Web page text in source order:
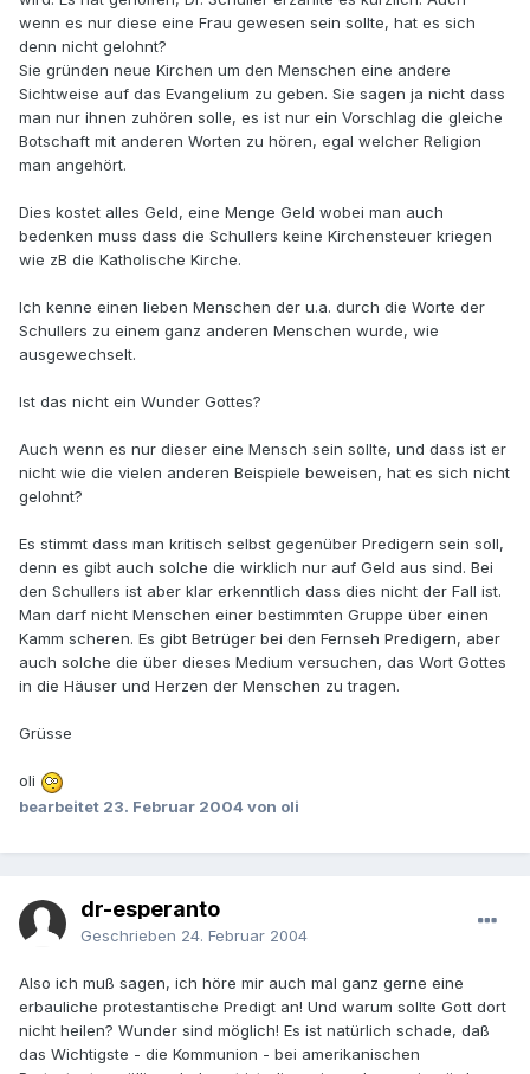
wenn es nur diese eine Frau gewesen sein sollte, hat es sich
denn nicht gelohnt?
Sie gründen neue Kirchen um den Menschen eine andere
Sichtweise auf das Evangelium zu geben. Sie sagen ja nicht dass
man nur ihnen zuhören solle, es ist nur ein Vorschlag die gleiche
Botschaft mit anderen Worten zu hören, egal welcher Religion
man angehört.
Dies kostet alles Geld, eine Menge Geld wobei man auch
bedenken muss dass die Schullers keine Kirchensteuer kriegen
wie zB die Katholische Kirche.
Ich kenne einen lieben Menschen der u.a. durch die Worte der
Schullers zu einem ganz anderen Menschen wurde, wie
ausgewechselt.
Ist das nicht ein Wunder Gottes?
Auch wenn es nur dieser eine Mensch sein sollte, und dass ist er
nicht wie die vielen anderen Beispiele beweisen, hat es sich nicht
gelohnt?
Es stimmt dass man kritisch selbst gegenüber Predigern sein soll,
denn es gibt auch solche die wirklich nur auf Geld aus sind. Bei
den Schullers ist aber klar erkenntlich dass dies nicht der Fall ist.
Man darf nicht Menschen einer bestimmten Gruppe über einen
Kamm scheren. Es gibt Betrüger bei den Fernseh Predigern, aber
auch solche die über dieses Medium versuchen, das Wort Gottes
in die Häuser und Herzen der Menschen zu tragen.
Grüsse
oli
bearbeitet 23. Februar 2004 von oli
dr-esperanto
Geschrieben 24. Februar 2004
Also ich muß sagen, ich höre mir auch mal ganz gerne eine
erbauliche protestantische Predigt an! Und warum sollte Gott dort
nicht heilen? Wunder sind möglich! Es ist natürlich schade, daß
das Wichtigste - die Kommunion - bei amerikanischen